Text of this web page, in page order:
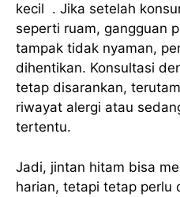
kecil . Jika setelah
seperti ruam, gangguan
tampak tidak nyaman,
dihentikan. Konsultasi
tetap disarankan,
riwayat alergi atau
tertentu.
Jadi, jintan hitam bisa
harian, tetapi tetap perlu